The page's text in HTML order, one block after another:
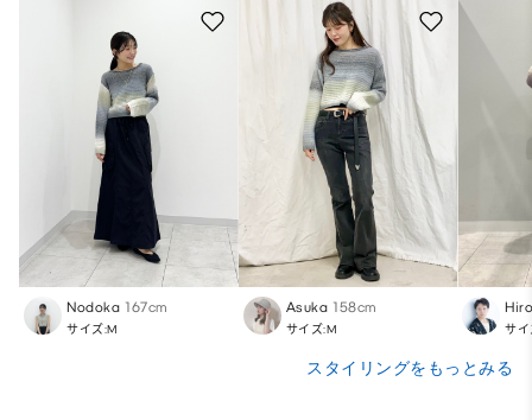
Nodoka 167cm
サイズ:M
Asuka 158cm
サイズ:M サ
スタイリングをもっとみる